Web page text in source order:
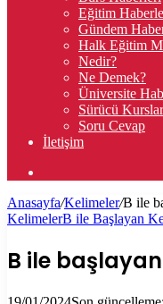
Eğitim
Gündem
Halk Eğitim
Nedir?
Ne Demek?
Üniversite
Sürücü
Soru Cevap
İletişim
...
Anasayfa/Kelimeler/B ile
KelimelerB ile Başlayan
B ile